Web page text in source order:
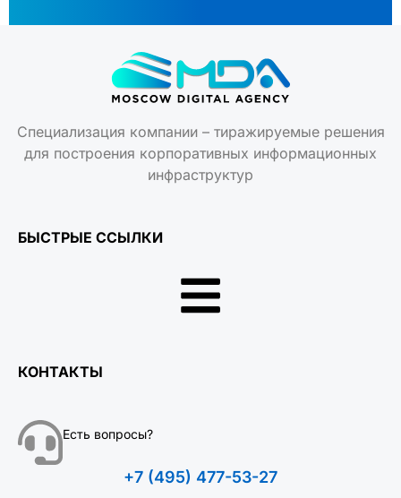
Специализация компании – тиражируемые решения
для построения корпоративных информационных
инфраструктур
БЫСТРЫЕ ССЫЛКИ
КОНТАКТЫ
Есть вопросы?
+7 (495) 477-53-27